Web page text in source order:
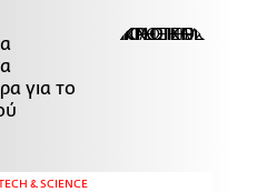
για το
& SCIENCE